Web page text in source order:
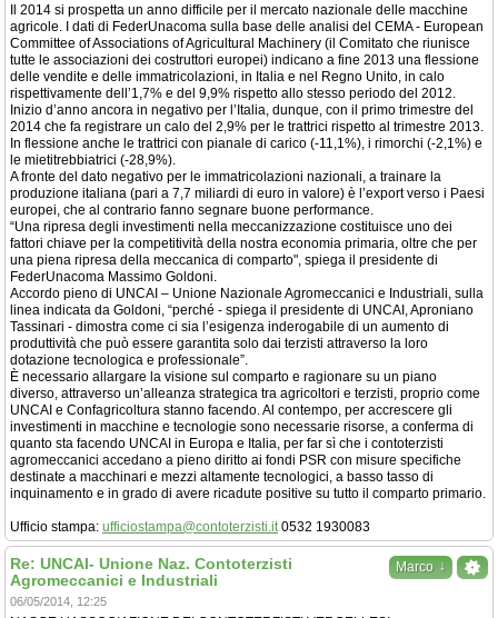
Il 2014 si prospetta un anno difficile per il mercato nazionale delle macchine
agricole. I dati di FederUnacoma sulla base delle analisi del CEMA - European
Committee of Associations of Agricultural Machinery (il Comitato che riunisce
tutte le associazioni dei costruttori europei) indicano a fine 2013 una flessione
delle vendite e delle immatricolazioni, in Italia e nel Regno Unito, in calo
rispettivamente dell’1,7% e del 9,9% rispetto allo stesso periodo del 2012.
Inizio d’anno ancora in negativo per l’Italia, dunque, con il primo trimestre del
2014 che fa registrare un calo del 2,9% per le trattrici rispetto al trimestre 2013.
In flessione anche le trattrici con pianale di carico (-11,1%), i rimorchi (-2,1%) e
le mietitrebbiatrici (-28,9%).
A fronte del dato negativo per le immatricolazioni nazionali, a trainare la
produzione italiana (pari a 7,7 miliardi di euro in valore) è l’export verso i Paesi
europei, che al contrario fanno segnare buone performance.
“Una ripresa degli investimenti nella meccanizzazione costituisce uno dei
fattori chiave per la competitività della nostra economia primaria, oltre che per
una piena ripresa della meccanica di comparto", spiega il presidente di
FederUnacoma Massimo Goldoni.
Accordo pieno di UNCAI – Unione Nazionale Agromeccanici e Industriali, sulla
linea indicata da Goldoni, “perché - spiega il presidente di UNCAI, Aproniano
Tassinari - dimostra come ci sia l’esigenza inderogabile di un aumento di
produttività che può essere garantita solo dai terzisti attraverso la loro
dotazione tecnologica e professionale”.
È necessario allargare la visione sul comparto e ragionare su un piano
diverso, attraverso un’alleanza strategica tra agricoltori e terzisti, proprio come
UNCAI e Confagricoltura stanno facendo. Al contempo, per accrescere gli
investimenti in macchine e tecnologie sono necessarie risorse, a conferma di
quanto sta facendo UNCAI in Europa e Italia, per far sì che i contoterzisti
agromeccanici accedano a pieno diritto ai fondi PSR con misure specifiche
destinate a macchinari e mezzi altamente tecnologici, a basso tasso di
inquinamento e in grado di avere ricadute positive su tutto il comparto primario.
Ufficio stampa: ufficiostampa@contoterzisti.it 0532 1930083
Marco ↓
Re: UNCAI- Unione Naz. Contoterzisti
Agromeccanici e Industriali
06/05/2014, 12:25